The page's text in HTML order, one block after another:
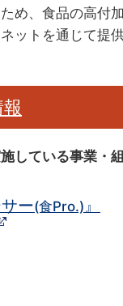
め、食品の高付
ットを通じて提
している事業・
ー(食Pro.)』